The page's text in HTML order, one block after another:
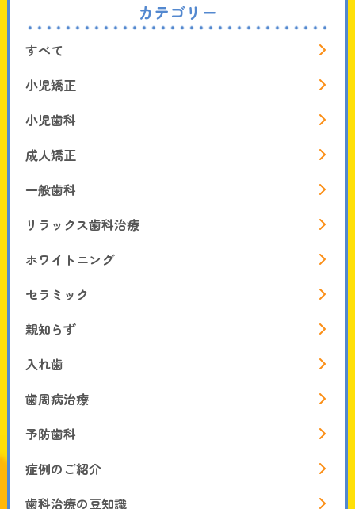
カテゴリー
すべて
小児矯正
小児歯科
成人矯正
一般歯科
リラックス歯科治療
ホワイトニング
セラミック
親知らず
入れ歯
歯周病治療
予防歯科
症例のご紹介
歯科治療の豆知識